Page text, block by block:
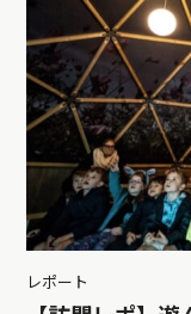
レポート